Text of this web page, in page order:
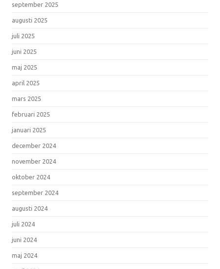
september 2025
augusti 2025
juli 2025
juni 2025
maj 2025
april 2025
mars 2025
februari 2025
januari 2025
december 2024
november 2024
oktober 2024
september 2024
augusti 2024
juli 2024
juni 2024
maj 2024